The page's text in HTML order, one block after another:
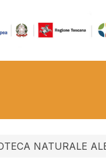
NATURALE